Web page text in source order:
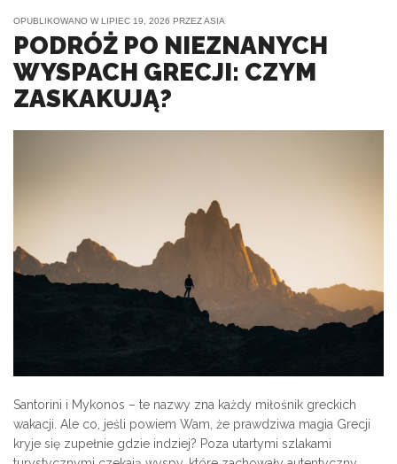
OPUBLIKOWANO WLIPIEC 19, 2026 PRZEZASIA
PODRÓŻ PO NIEZNANYCH
WYSPACH GRECJI: CZYM
ZASKAKUJĄ?
Santorini i Mykonos – te nazwy zna każdy miłośnik greckich
wakacji. Ale co, jeśli powiem Wam, że prawdziwa magia Grecji
kryje się zupełnie gdzie indziej? Poza utartymi szlakami